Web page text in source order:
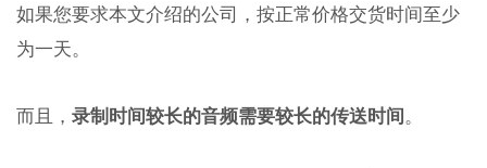
如果您要求本文介绍的公司，按正常价格交货时间至少
为一天。
而且， 录制时间较长的音频需要较长的传送时间。